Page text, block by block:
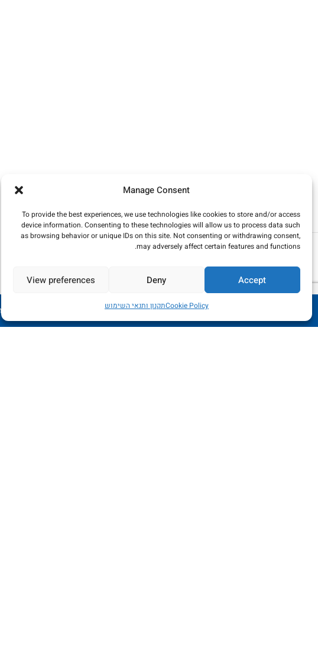
Manage Consent
To provide the best experiences, we use technologies like cookies to store and/or access
device information. Consenting to these technologies will allow us to process data such
as browsing behavior or unique IDs on this site. Not consenting or withdrawing consent,
may adversely affect certain features and functions.
Accept
Deny
View preferences
Cookie Policyתקנון ותנאי השימוש
החנות כרגע בתהליכי שדרוג - הזמנות לא יכובדו. במידה ותשלום יבוצע, הכסף
פרופיל תפר התפשטות לטיח 6 מ"מ
התחבר/י כדי לראות מחירים